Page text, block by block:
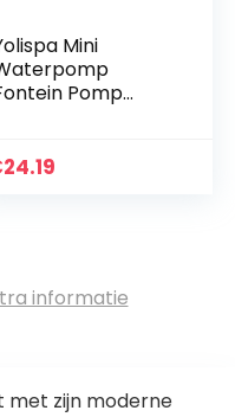
Mini
Pomp
24.19
informatie
met zijn moderne